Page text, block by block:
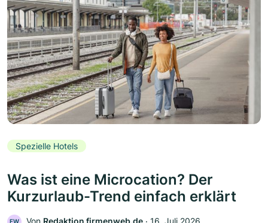
Spezielle Hotels
Was ist eine Microcation? Der
Kurzurlaub-Trend einfach erklärt